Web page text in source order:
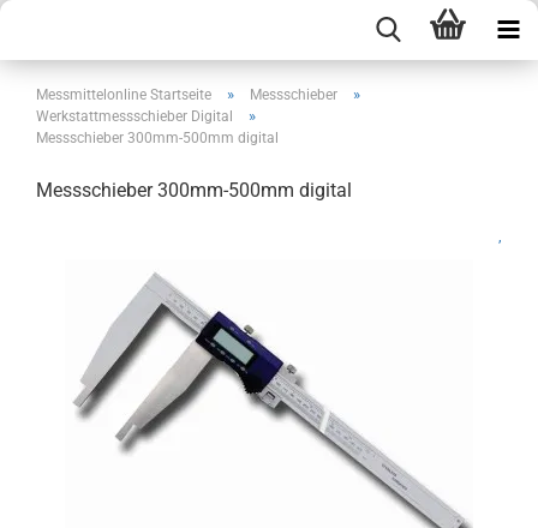
Messmittelonline Startseite » Messschieber »
Werkstattmessschieber Digital »
Messschieber 300mm-500mm digital
Messschieber 300mm-500mm digital
,